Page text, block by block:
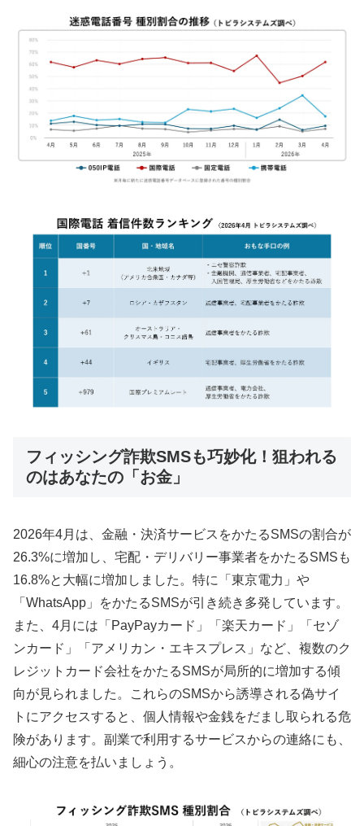
フィッシング詐欺SMSも巧妙化！狙われる
のはあなたの「お金」
2026年4月は、金融・決済サービスをかたるSMSの割合が
26.3%に増加し、宅配・デリバリー事業者をかたるSMSも
16.8%と大幅に増加しました。特に「東京電力」や
「WhatsApp」をかたるSMSが引き続き多発しています。
また、4月には「PayPayカード」「楽天カード」「セゾ
ンカード」「アメリカン・エキスプレス」など、複数のク
レジットカード会社をかたるSMSが局所的に増加する傾
向が見られました。これらのSMSから誘導される偽サイ
トにアクセスすると、個人情報や金銭をだまし取られる危
険があります。副業で利用するサービスからの連絡にも、
細心の注意を払いましょう。